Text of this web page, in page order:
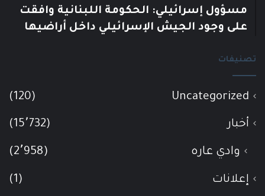
مسؤول إسرائيلي: الحكومة اللبنانية وافقت
على وجود الجيش الإسرائيلي داخل أراضيها
تصنيفات
Uncategorized
(120)
أخبار (15٬732)
وادي عاره (2٬958)
إعلانات (1)